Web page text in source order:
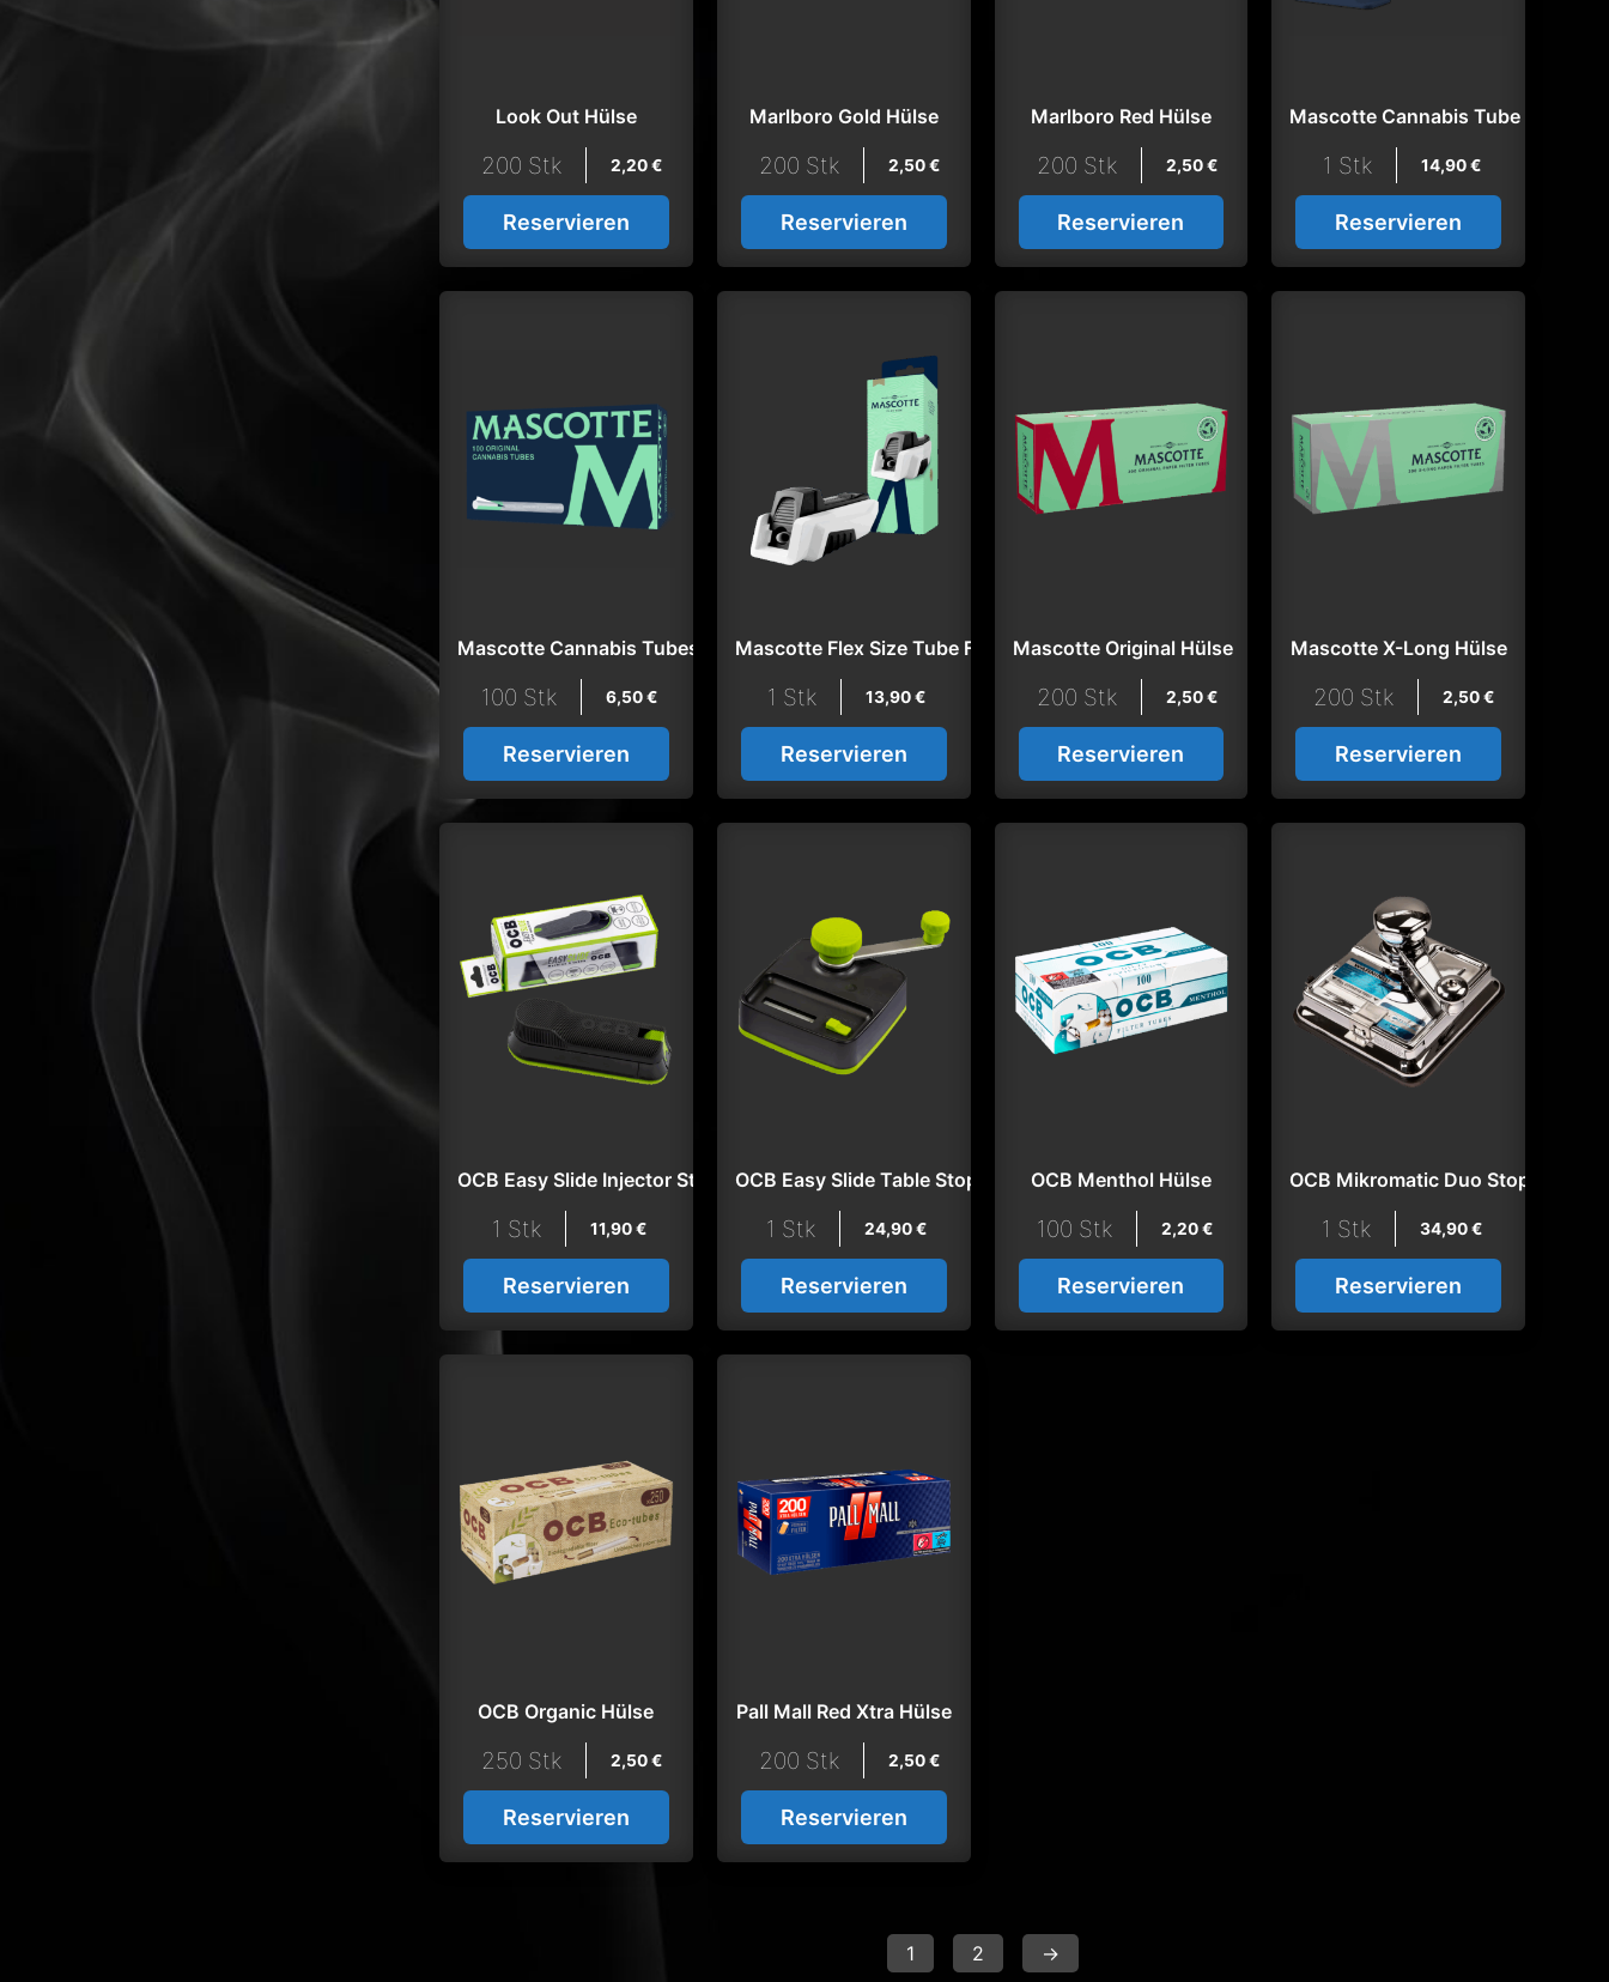
Look Out Hülse
200 Stk 2,20€
Reservieren
Marlboro Gold Hülse
200 Stk 2,50€
Reservieren
Marlboro Red Hülse
200 Stk 2,50€
Reservieren
Mascotte Cannabis Tube Filler
1 Stk 14,90€
Reservieren
Mascotte Cannabis Tubes
100 Stk 6,50€
Reservieren
Mascotte Flex Size Tube Filler
1 Stk 13,90€
Reservieren
Mascotte Original Hülse
200 Stk 2,50€
Reservieren
Mascotte X-Long Hülse
200 Stk 2,50€
Reservieren
OCB Easy Slide Injector Stopfer
1 Stk 11,90€
Reservieren
OCB Easy Slide Table Stopfmaschine
1 Stk 24,90€
Reservieren
OCB Menthol Hülse
100 Stk 2,20€
Reservieren
OCB Mikromatic Duo
1 Stk 34,90€
Reservieren
OCB Organic Hülse
250 Stk 2,50€
Reservieren
Pall Mall Red Xtra Hülse
200 Stk 2,50€
Reservieren
1 2 →